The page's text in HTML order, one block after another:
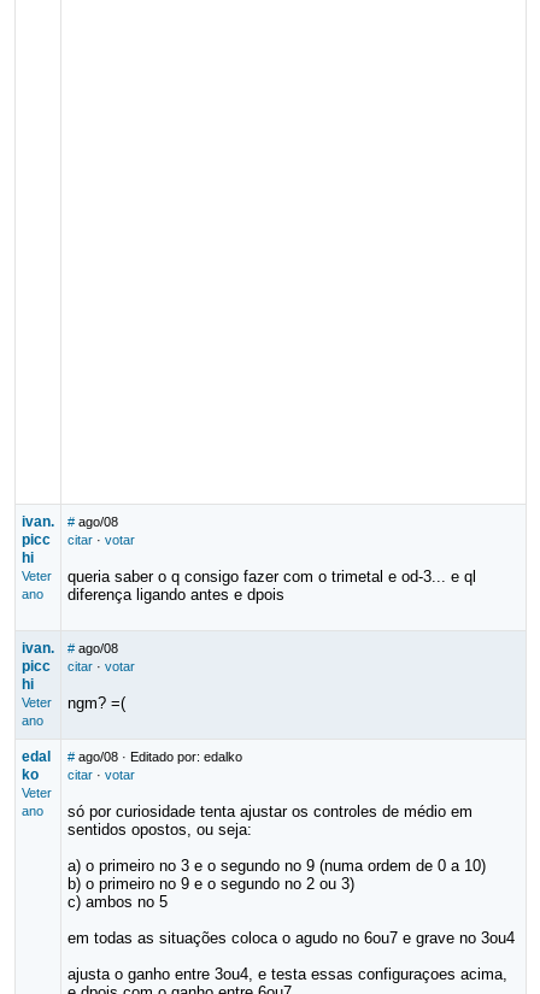
ivan.
picc
hi
Veter
ano
# ago/08
citar· votar
queria saber o q consigo fazer com o trimetal e od-3... e ql
diferença ligando antes e dpois
ivan.
picc
hi
Veter
ano
# ago/08
citar· votar
ngm? =(
edal
ko
Veter
ano
# ago/08· Editado por: edalko
citar· votar
só por curiosidade tenta ajustar os controles de médio em
sentidos opostos, ou seja:
a) o primeiro no 3 e o segundo no 9 (numa ordem de 0 a 10)
b) o primeiro no 9 e o segundo no 2 ou 3)
c) ambos no 5
em todas as situações coloca o agudo no 6ou7 e grave no 3ou4
ajusta o ganho entre 3ou4, e testa essas configuraçoes acima,